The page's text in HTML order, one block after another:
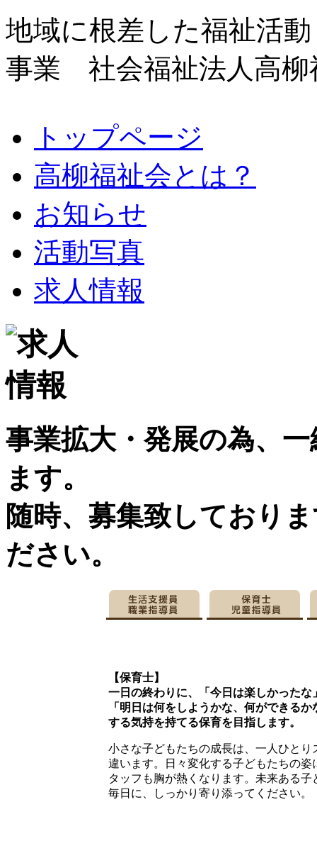
地域に根差した福祉活
事業 社会福祉法人高柳
トップページ
高柳福祉会とは？
お知らせ
活動写真
求人情報
事業拡大・発展の為、
ます。
随時、募集致しており
ださい。
【保育士】
一日の終わりに、「今日は楽しかったな
「明日は何をしようかな、何ができるか
する気持を持てる保育を目指します。
小さな子どもたちの成長は、一人ひとり
違います。日々変化する子どもたちの姿
タッフも胸が熱くなります。未来ある子
毎日に、しっかり寄り添ってください。